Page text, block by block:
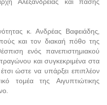
κ. Ανδρέας Βαφειάδης,
και τον διακαή πόθο της
ενός πανεπιστημιακού
και συγκεκριμένα στα
ώστε να υπάρξει επιπλέον
τομέα της Αιγυπτιώτικης